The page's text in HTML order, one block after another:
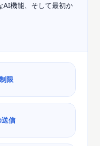
AI機能、そして最初か
限
信